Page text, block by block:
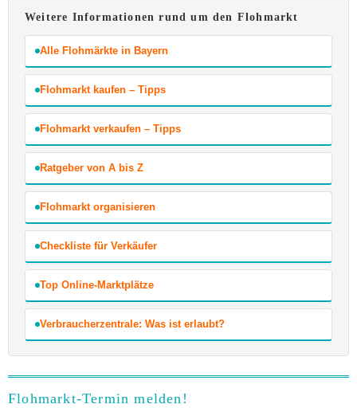
Weitere Informationen rund um den Flohmarkt
Alle Flohmärkte in Bayern
Flohmarkt kaufen – Tipps
Flohmarkt verkaufen – Tipps
Ratgeber von A bis Z
Flohmarkt organisieren
Checkliste für Verkäufer
Top Online-Marktplätze
Verbraucherzentrale: Was ist erlaubt?
Flohmarkt-Termin melden!